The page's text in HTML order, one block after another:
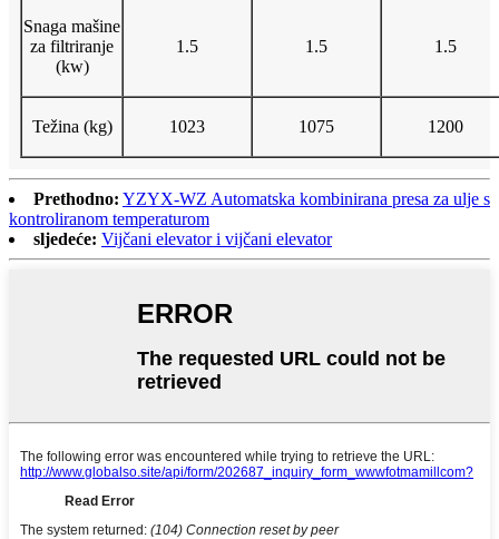
Snaga mašine
za filtriranje
(kw)
1.5 1.5 1.5
Težina (kg) 1023 1075 1200
Prethodno: YZYX-WZ Automatska kombinirana presa za ulje s
kontroliranom temperaturom
sljedeće: Vijčani elevator i vijčani elevator